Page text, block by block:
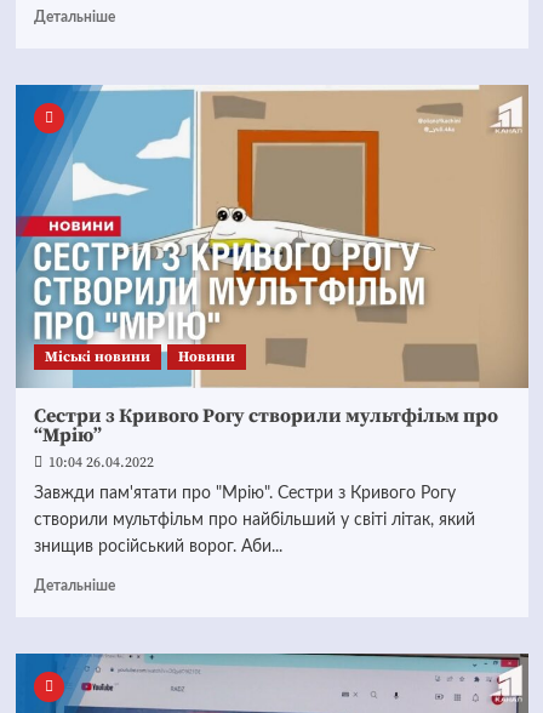
Детальніше
Mіські новини Новини
Сестри з Кривого Рогу створили мультфільм про
“Мрію”
10:04 26.04.2022
Завжди пам'ятати про "Мрію". Сестри з Кривого Рогу
створили мультфільм про найбільший у світі літак, який
знищив російський ворог. Аби...
Детальніше